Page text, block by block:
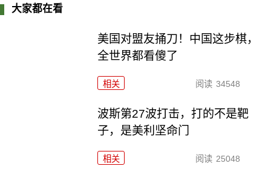
大家都在看
美国对盟友捅刀！中国这步棋，
全世界都看傻了
相关 阅读 34548
波斯第27波打击，打的不是靶
子，是美利坚命门
相关 阅读 25048